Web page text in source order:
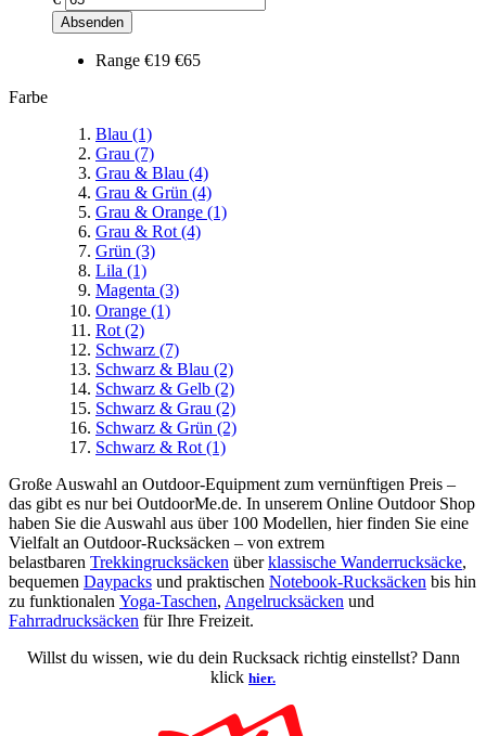
Absenden
Range €19 €65
Farbe
Blau (1)
Grau (7)
Grau & Blau (4)
Grau & Grün (4)
Grau & Orange (1)
Grau & Rot (4)
Grün (3)
Lila (1)
Magenta (3)
Orange (1)
Rot (2)
Schwarz (7)
Schwarz & Blau (2)
Schwarz & Gelb (2)
Schwarz & Grau (2)
Schwarz & Grün (2)
Schwarz & Rot (1)
Große Auswahl an Outdoor-Equipment zum vernünftigen Preis –
das gibt es nur bei OutdoorMe.de. In unserem Online Outdoor Shop
haben Sie die Auswahl aus über 100 Modellen, hier finden Sie eine
Vielfalt an Outdoor-Rucksäcken – von extrem
belastbaren Trekkingrucksäcken überklassische Wanderrucksäcke,
bequemen Daypacks und praktischen Notebook-Rucksäcken bis hin
zu funktionalen Yoga-Taschen, Angelrucksäcken und
Fahrradrucksäcken für Ihre Freizeit.
Willst du wissen, wie du dein Rucksack richtig einstellst? Dann
klick hier.